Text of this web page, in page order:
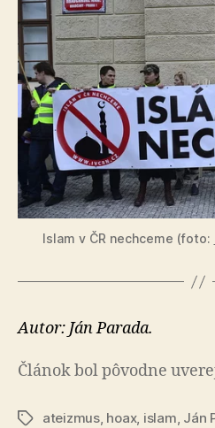
Islam v ČR nechceme (foto:
Autor: Ján Parada.
Článok bol pôvodne
Značkyateizmus, hoax, islam Ján